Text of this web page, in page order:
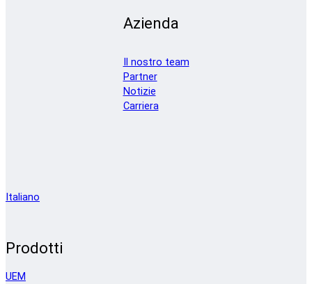
Azienda
Il nostro team
Partner
Notizie
Carriera
Italiano
Prodotti
UEM